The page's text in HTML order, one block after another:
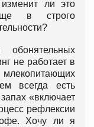
ли это
в строго
не работает в
всегда есть
«включает
рефлексии
Хочу ли я